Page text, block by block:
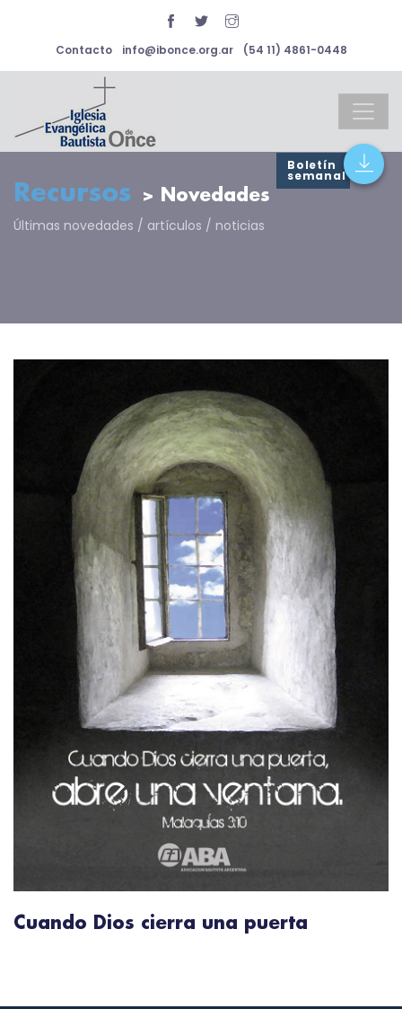
Contacto info@ibonce.org.ar (54 11) 4861-0448
Boletín
semanal
Recursos > Novedades
Últimas novedades / artículos / noticias
Cuando Dios cierra una puerta